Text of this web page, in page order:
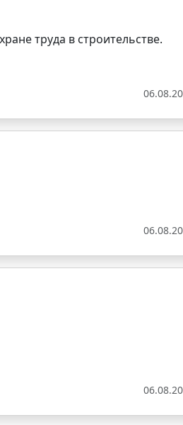
труда в строительстве.